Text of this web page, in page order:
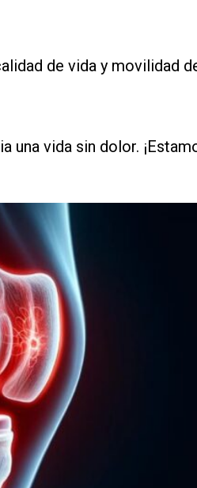
de vida y movilidad
una vida sin dolor.